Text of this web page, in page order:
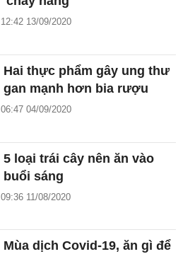
12:42 13/09/2020
Hai thực phẩm gây ung thư
gan mạnh hơn bia rượu
06:47 04/09/2020
5 loại trái cây nên ăn vào
buổi sáng
09:36 11/08/2020
Mùa dịch Covid-19, ăn gì để